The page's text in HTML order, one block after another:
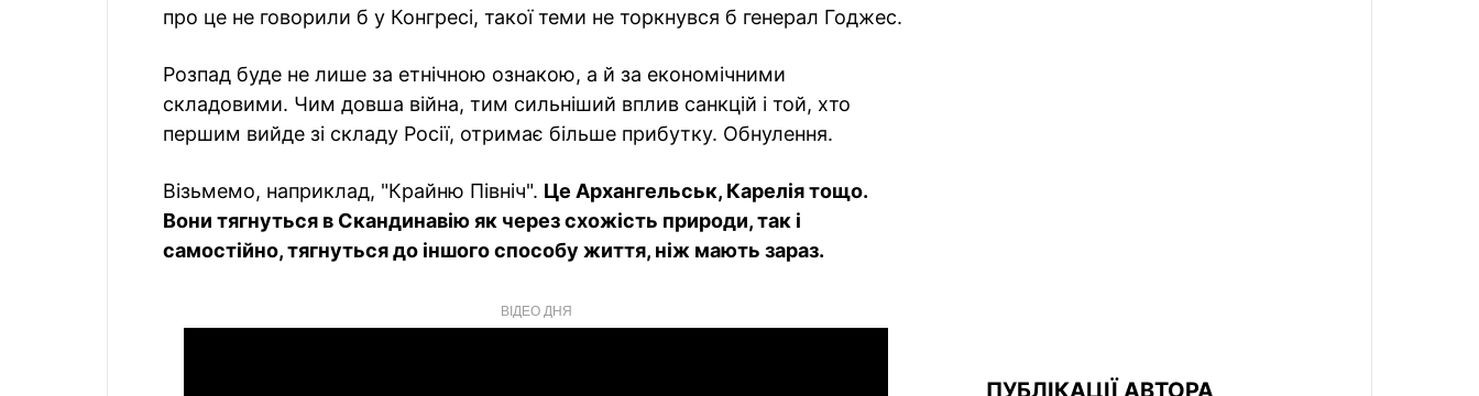
про це не говорили б у Конгресі, такої теми не торкнувся б генерал Годжес.
Розпад буде не лише за етнічною ознакою, а й за економічними
складовими. Чим довша війна, тим сильніший вплив санкцій і той, хто
першим вийде зі складу Росії, отримає більше прибутку. Обнулення.
Візьмемо, наприклад, "Крайню Північ". Це Архангельськ, Карелія тощо.
Вони тягнуться в Скандинавію як через схожість природи, так і
самостійно, тягнуться до іншого способу життя, ніж мають зараз.
ВІДЕО ДНЯ
ПУБЛІКАЦІЇ АВТОРА